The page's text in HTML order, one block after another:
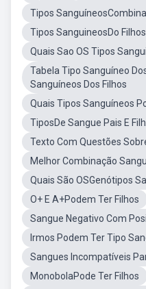
Tipos
Tipos SanguineosDo Filhos
Quais Sao OS Tipos
Tabela Tipo Sanguíneo
Sanguíneos Dos Filhos
Quais Tipos Sanguíneos
TiposDe Sangue Pais E
Texto Com Questões
Melhor Combinação
Quais São OSGenótipos
O+ E A+Podem Ter Filhos
Sangue Negativo Com
Irmos Podem Ter Tipo
Sangues Incompatíveis
MonobolaPode Ter Filhos